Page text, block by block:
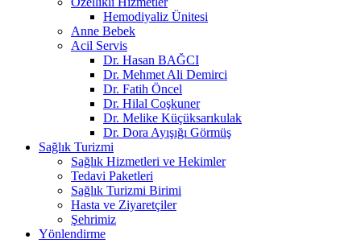
Hemodiyaliz Ünitesi
Anne Bebek
Acil Servis
Dr. Hasan BAĞCI
Dr. Mehmet Ali Demirci
Dr. Fatih Öncel
Dr. Hilal Coşkuner
Dr. Melike Küçüksarıkulak
Dr. Dora Ayışığı Görmüş
Sağlık Turizmi
Sağlık Hizmetleri ve Hekimler
Tedavi Paketleri
Sağlık Turizmi Birimi
Hasta ve Ziyaretçiler
Şehrimiz
Yönlendirme